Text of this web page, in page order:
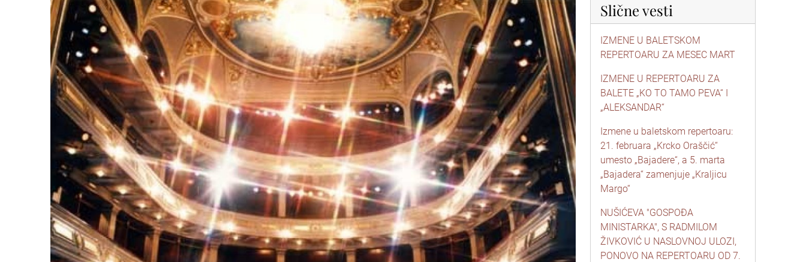
Slične vesti
IZMENE U BALETSKOM
REPERTOARU ZA MESEC MART
IZMENE U REPERTOARU ZA
BALETE „KO TO TAMO PEVA“ I
„ALEKSANDAR“
Izmene u baletskom repertoaru:
21. februara „Krcko Oraščić“
umesto „Bajadere“, a 5. marta
„Bajadera“ zamenjuje „Kraljicu
Margo“
NUŠIĆEVA "GOSPOĐA
MINISTARKA", S RADMILOM
ŽIVKOVIĆ U NASLOVNOJ ULOZI,
PONOVO NA REPERTOARU OD 7.